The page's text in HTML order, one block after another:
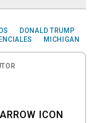
DONALD TRUMP
MICHIGAN